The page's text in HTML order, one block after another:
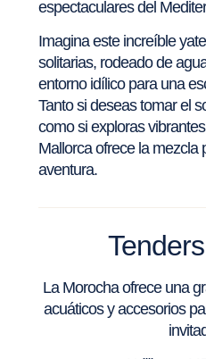
espectaculares del
Imagina este increíble
solitarias, rodeado de
entorno idílico para una
Tanto si deseas tomar el
como si exploras
Mallorca ofrece la mezcla
aventura.
La Morocha ofrece una
acuáticos y accesorios